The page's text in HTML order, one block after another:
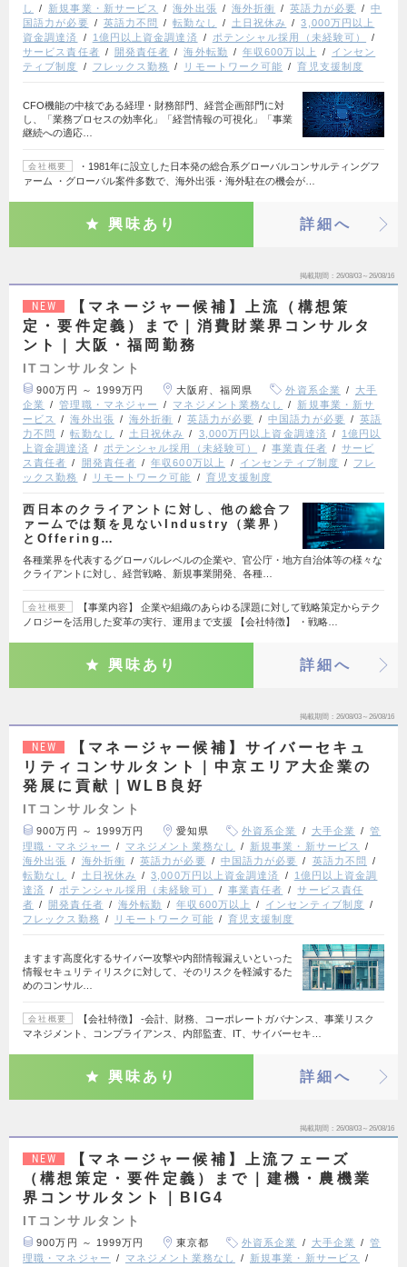
し
新規事業・新サービス 海外出張 海外折衝 英語力が必要
中
国語力が必要
英語力不問 転勤なし 土日祝休み
3,000万円以上
資金調達済
1億円以上資金調達済
ポテンシャル採用（未経験可）
サービス責任者
開発責任者 海外転勤 年収600万以上
インセン
ティブ制度
フレックス勤務 リモートワーク可能 育児支援制度
CFO機能の中核である経理・財務部門、経営企画部門に対
し、「業務プロセスの効率化」「経営情報の可視化」「事業
継続への適応…
会社概要
・1981年に設立した日本発の総合系グローバルコンサルティングフ
ァーム ・グローバル案件多数で、海外出張・海外駐在の機会が…
興味あり 詳細へ
掲載期間 26/08/03～26/08/16
NEW
【マネージャー候補】上流（構想策
定・要件定義）まで｜消費財業界コンサルタ
ント｜大阪・福岡勤務
ITコンサルタント
900万円 ～ 1999万円 大阪府、福岡県 外資系企業
大手
企業
管理職・マネジャー マネジメント業務なし
新規事業・新サ
ービス
海外出張 海外折衝 英語力が必要 中国語力が必要
英語
力不問
転勤なし 土日祝休み 3,000万円以上資金調達済
1億円以
上資金調達済
ポテンシャル採用（未経験可） 事業責任者
サービ
ス責任者
開発責任者 年収600万以上 インセンティブ制度
フレ
ックス勤務
リモートワーク可能 育児支援制度
西日本のクライアントに対し、他の総合フ
ァームでは類を見ないIndustry（業界）
とOffering…
各種業界を代表するグローバルレベルの企業や、官公庁・地方自治体等の様々な
クライアントに対し、経営戦略、新規事業開発、各種…
会社概要
【事業内容】 企業や組織のあらゆる課題に対して戦略策定からテク
ノロジーを活用した変革の実行、運用まで支援 【会社特徴】 ・戦略…
興味あり 詳細へ
掲載期間 26/08/03～26/08/16
NEW
【マネージャー候補】サイバーセキュ
リティコンサルタント｜中京エリア大企業の
発展に貢献｜WLB良好
ITコンサルタント
900万円 ～ 1999万円 愛知県 外資系企業 大手企業
管
理職・マネジャー
マネジメント業務なし
新規事業・新サービス
海外出張
海外折衝 英語力が必要 中国語力が必要
英語力不問
転勤なし
土日祝休み 3,000万円以上資金調達済
1億円以上資金調
達済
ポテンシャル採用（未経験可） 事業責任者
サービス責任
者
開発責任者 海外転勤 年収600万以上
インセンティブ制度
フレックス勤務
リモートワーク可能 育児支援制度
ますます高度化するサイバー攻撃や内部情報漏えいといった
情報セキュリティリスクに対して、そのリスクを軽減するた
めのコンサル…
会社概要
【会社特徴】 ‐会計、財務、コーポレートガバナンス、事業リスク
マネジメント、コンプライアンス、内部監査、IT、サイバーセキ…
興味あり 詳細へ
掲載期間 26/08/03～26/08/16
NEW
【マネージャー候補】上流フェーズ
（構想策定・要件定義）まで｜建機・農機業
界コンサルタント｜BIG4
ITコンサルタント
900万円 ～ 1999万円 東京都 外資系企業 大手企業
管
理職・マネジャー
マネジメント業務なし
新規事業・新サービス